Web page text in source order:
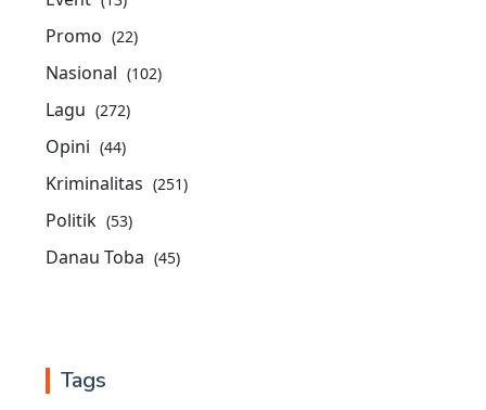
Promo (22)
Nasional (102)
Lagu (272)
Opini (44)
Kriminalitas (251)
Politik (53)
Danau Toba (45)
Tags